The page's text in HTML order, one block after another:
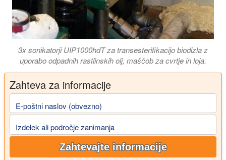
3x sonikatorji UIP1000hdT za transesterifikacijo biodizla z
uporabo odpadnih rastlinskih olj, maščob za cvrtje in loja.
Zahteva za informacije
E-poštni naslov (obvezno)
Izdelek ali področje zanimanja
Zahtevajte informacije